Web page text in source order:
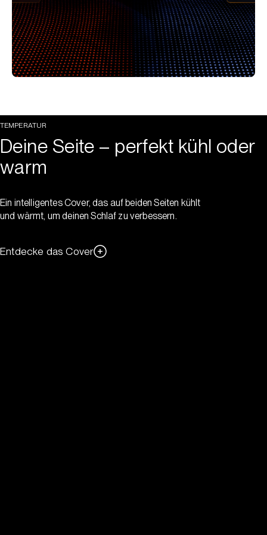
TEMPERATUR
Deine Seite – perfekt kühl oder
warm
Ein intelligentes Cover, das auf beiden Seiten kühlt
und wärmt, um deinen Schlaf zu verbessern.
Entdecke das Cover